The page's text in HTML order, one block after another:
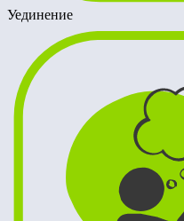
Уединение